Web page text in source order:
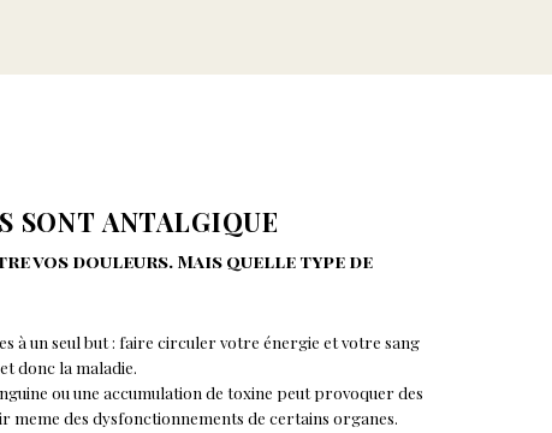
SONT ANTALGIQUE
vos douleurs. Mais quelle type de
à un seul but : faire circuler votre énergie et votre sang
donc la maladie.
ou une accumulation de toxine peut provoquer des
meme des dysfonctionnements de certains organes.